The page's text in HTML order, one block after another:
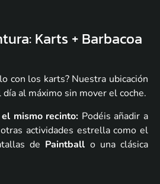
Karts + Barbacoa
con los karts? Nuestra ubicación
al máximo sin mover el coche.
mismo recinto: Podéis añadir a
actividades estrella como el
de Paintball o una clásica